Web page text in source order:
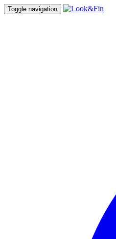
Toggle navigation